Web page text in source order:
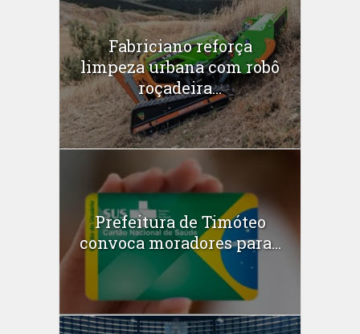
Fabriciano reforça
limpeza urbana com robô
roçadeira...
Prefeitura de Timóteo
convoca moradores para...